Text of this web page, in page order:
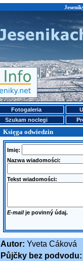
Fotogaleria
Szukam noclegi
Księga odwiedzin
Imię:
Nazwa wiadomości:
Tekst wiadomości:
E-mailje povinný údaj.
Autor: Yveta Cáková
Půjčky bez podvodu: